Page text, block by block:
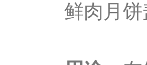
鲜肉月饼